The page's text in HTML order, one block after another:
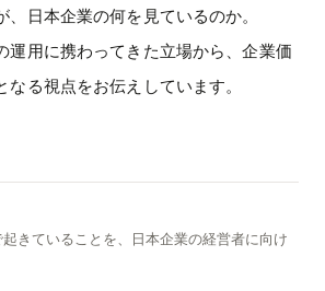
日本企業の何を見ているのか。
運用に携わってきた立場から、企業価
る視点をお伝えしています。
きていることを、日本企業の経営者に向け